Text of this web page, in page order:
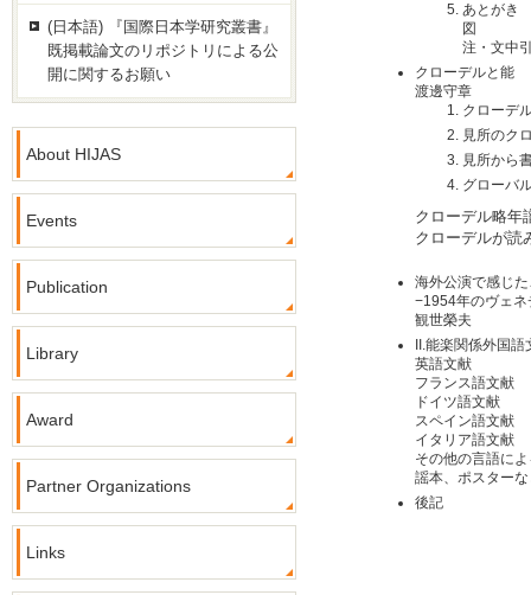
あとがき
図
注・文中
クローデルと能
渡邊守章
クローデ
見所のク
見所から
グローバ
クローデル略年
クローデルが読
海外公演で感じ
−1954年のヴェ
観世榮夫
II.能楽関係外国
英語文献
フランス語文献
ドイツ語文献
スペイン語文献
イタリア語文献
その他の言語に
謡本、ポスター
後記
(日本語) 『国際日本学研究叢書』
既掲載論文のリポジトリによる公
開に関するお願い
About HIJAS
Events
Publication
Library
Award
Partner Organizations
Links